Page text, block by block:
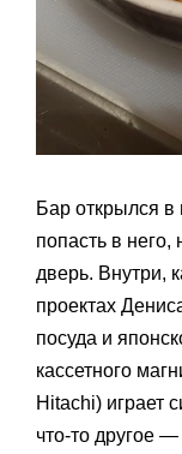
Бар открылся
попасть в него,
дверь. Внутри,
проектах
посуда и
кассетного
Hitachi) играет
что-то другое